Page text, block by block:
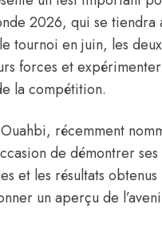
2026, qui se tiendra
tournoi en juin, les
forces et
la compétition.
récemment
de démontrer
et les résultats
un aperçu de